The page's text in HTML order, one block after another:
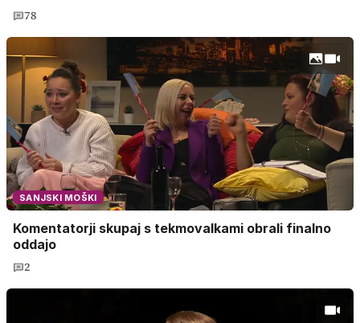
78
SANJSKI MOŠKI
Komentatorji skupaj s tekmovalkami obrali finalno
oddajo
2